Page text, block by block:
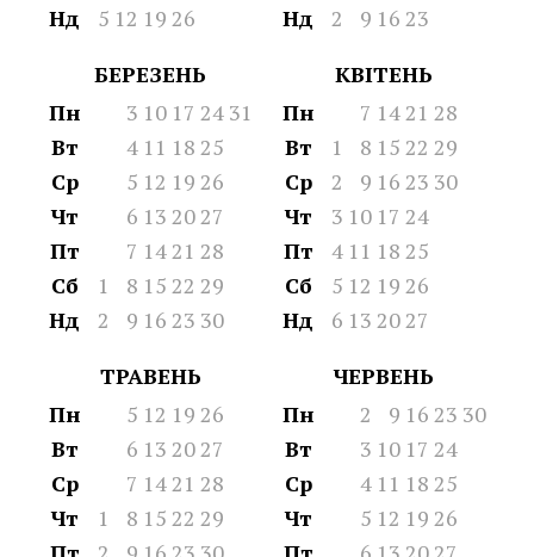
Нд
5 12 19 26
Нд
2 9 16 23
БЕРЕЗЕНЬ
Пн
3 10 17 24 31
Вт
4 11 18 25
Ср
5 12 19 26
Чт
6 13 2027
Пт
7 1421 28
Сб
1 8 15 22 29
Нд
2 9 16 23 30
КВІТЕНЬ
Пн
7 1421 28
Вт
1 8 15 22 29
Ср
2 9 16 23 30
Чт
3 10 17 24
Пт
4 11 18 25
Сб
5 12 19 26
Нд
6 13 2027
ТРАВЕНЬ
Пн
5 12 19 26
Вт
6 13 2027
Ср
7 1421 28
Чт
1 8 15 22 29
ЧЕРВЕНЬ
Пн
2 9 16 23 30
Вт
3 10 17 24
Ср
4 11 18 25
Чт
5 12 19 26